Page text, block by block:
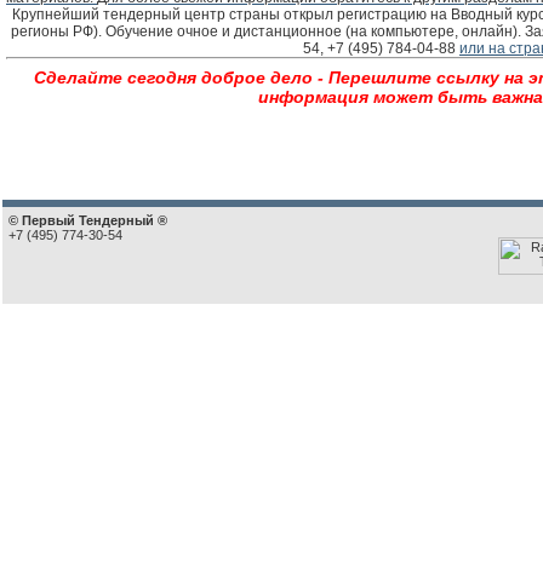
Крупнейший тендерный центр страны открыл регистрацию на Вводный
регионы РФ). Обучение очное и дистанционное (на компьютере, онлайн).
54, +7 (495) 784-04-88 или на
Сделайте сегодня доброе дело - Перешлите ссылку на
информация может быть важна
© Первый Тендерный ®
+7 (495) 774-30-54